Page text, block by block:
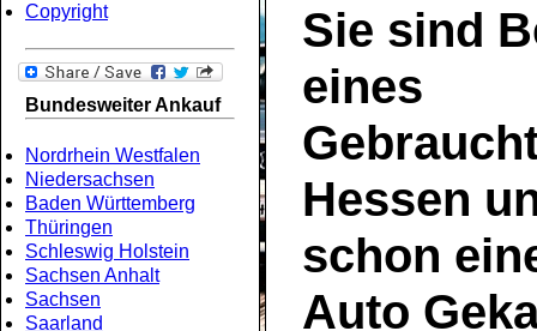
Copyright
Bundesweiter Ankauf
Nordrhein Westfalen
Niedersachsen
Baden Württemberg
Thüringen
Schleswig Holstein
Sachsen Anhalt
Sachsen
Saarland
Sie sind
eines
Hessen
schon
Auto